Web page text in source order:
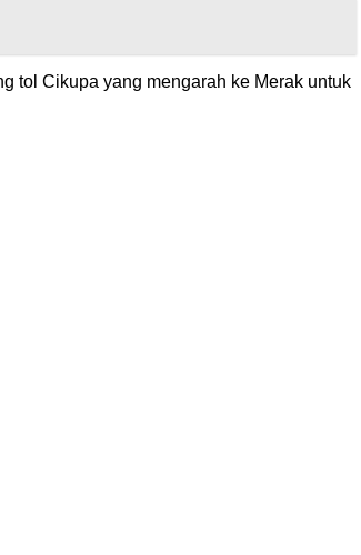
tol Cikupa yang mengarah ke Merak untuk